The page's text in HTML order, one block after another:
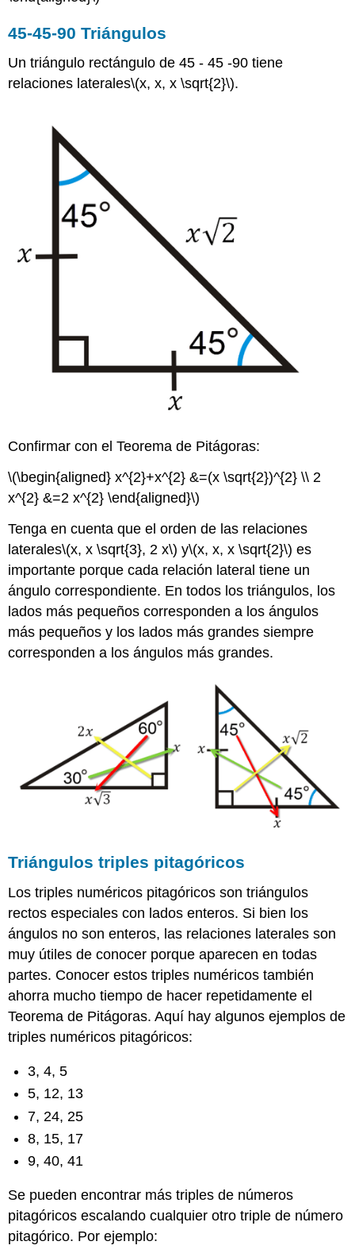
45-45-90 Triángulos
Un triángulo rectángulo de 45 - 45 -90 tiene
relaciones laterales\(x, x, x \sqrt{2}\).
Confirmar con el Teorema de Pitágoras:
\(\begin{aligned} x^{2}+x^{2} &=(x \sqrt{2})^{2} \\ 2
x^{2} &=2 x^{2} \end{aligned}\)
Tenga en cuenta que el orden de las relaciones
laterales\(x, x \sqrt{3}, 2 x\) y\(x, x, x \sqrt{2}\) es
importante porque cada relación lateral tiene un
ángulo correspondiente. En todos los triángulos, los
lados más pequeños corresponden a los ángulos
más pequeños y los lados más grandes siempre
corresponden a los ángulos más grandes.
Triángulos triples pitagóricos
Los triples numéricos pitagóricos son triángulos
rectos especiales con lados enteros. Si bien los
ángulos no son enteros, las relaciones laterales son
muy útiles de conocer porque aparecen en todas
partes. Conocer estos triples numéricos también
ahorra mucho tiempo de hacer repetidamente el
Teorema de Pitágoras. Aquí hay algunos ejemplos de
triples numéricos pitagóricos:
3, 4, 5
5, 12, 13
7, 24, 25
8, 15, 17
9, 40, 41
Se pueden encontrar más triples de números
pitagóricos escalando cualquier otro triple de número
pitagórico. Por ejemplo: